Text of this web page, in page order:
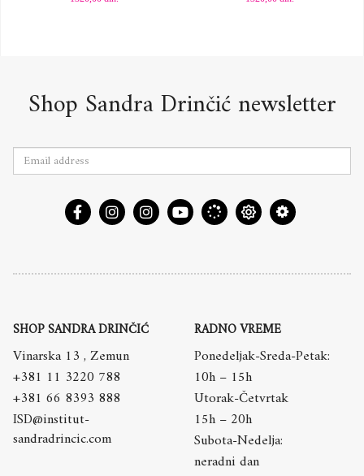
Shop Sandra Drinčić newsletter
SHOP SANDRA DRINČIĆ
Vinarska 13 , Zemun
+381 11 3220 788
+381 66 8393 888
ISD@institut-
sandradrincic.com
RADNO VREME
Ponedeljak-Sreda-Petak:
10h – 15h
Utorak-Četvrtak
15h – 20h
Subota-Nedelja:
neradni dan